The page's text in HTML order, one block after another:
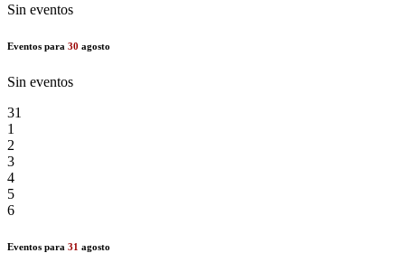
Sin eventos
Eventos para 30 agosto
Sin eventos
31
1
2
3
4
5
6
Eventos para 31 agosto